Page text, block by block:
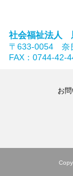
社会福祉法人
〒633-0054 奈
FAX：0744-42-
お